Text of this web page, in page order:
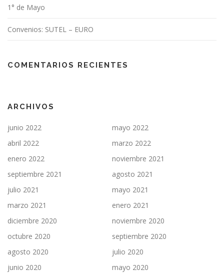
a
d
1° de Mayo
Convenios: SUTEL – EURO
COMENTARIOS RECIENTES
ARCHIVOS
junio 2022
mayo 2022
abril 2022
marzo 2022
enero 2022
noviembre 2021
septiembre 2021
agosto 2021
julio 2021
mayo 2021
marzo 2021
enero 2021
diciembre 2020
noviembre 2020
octubre 2020
septiembre 2020
agosto 2020
julio 2020
junio 2020
mayo 2020